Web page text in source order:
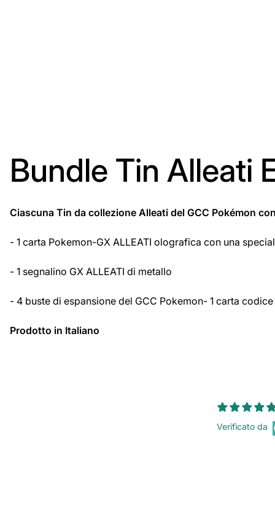
Bundle Tin Alleati
Ciascuna Tin da collezione Alleati del GCC Pokémon
- 1 carta Pokemon-GX ALLEATI olografica con una
- 1 segnalino GX ALLEATI di metallo
- 4 buste di espansione del GCC Pokemon- 1 carta
Prodotto in Italiano
Verificato da